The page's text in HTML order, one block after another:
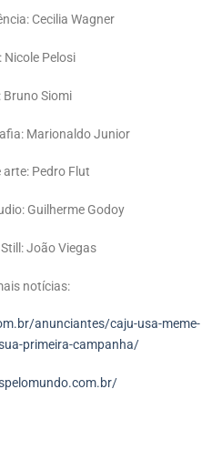
Cecilia Wagner
Nicole Pelosi
Bruno Siomi
Marionaldo Junior
arte: Pedro Flut
Guilherme Godoy
João Viegas
notícias:
anunciantes/caju-usa-meme-
primeira-campanha/